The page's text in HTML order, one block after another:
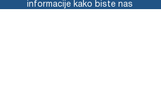
informacije kako biste nas